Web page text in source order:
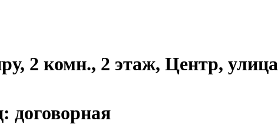
2 комн., 2 этаж, Центр, улица
договорная